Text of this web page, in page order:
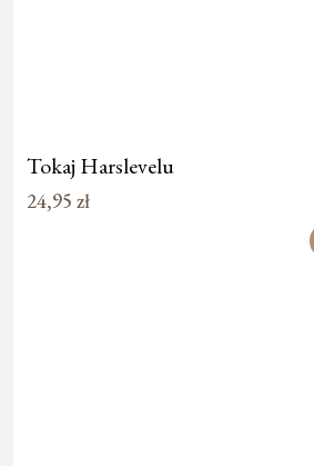
Tokaj Harslevelu
24,95 zł